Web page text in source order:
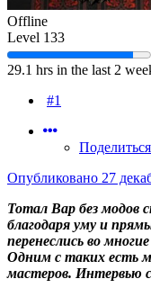
Offline
Level 133
29.1 hrs in the last 2
#1
Поделиться
Опубликовано 27
Тотал Вар без модов
благодаря уму и
перенеслись во
Одним с таких есть
мастеров. Интервью